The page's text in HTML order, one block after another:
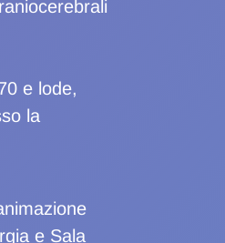
e lode,
la
e Sala